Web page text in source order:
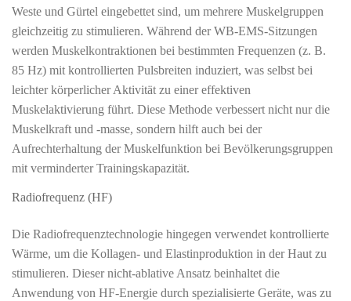
Weste und Gürtel eingebettet sind, um mehrere Muskelgruppen
gleichzeitig zu stimulieren. Während der WB-EMS-Sitzungen
werden Muskelkontraktionen bei bestimmten Frequenzen (z. B.
85 Hz) mit kontrollierten Pulsbreiten induziert, was selbst bei
leichter körperlicher Aktivität zu einer effektiven
Muskelaktivierung führt. Diese Methode verbessert nicht nur die
Muskelkraft und -masse, sondern hilft auch bei der
Aufrechterhaltung der Muskelfunktion bei Bevölkerungsgruppen
mit verminderter Trainingskapazität.
Radiofrequenz (HF)
Die Radiofrequenztechnologie hingegen verwendet kontrollierte
Wärme, um die Kollagen- und Elastinproduktion in der Haut zu
stimulieren. Dieser nicht-ablative Ansatz beinhaltet die
Anwendung von HF-Energie durch spezialisierte Geräte, was zu